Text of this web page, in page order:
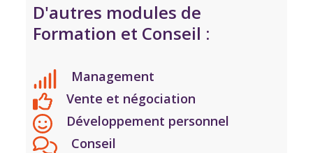
D'autres modules de
Formation et Conseil :
Management
Vente et négociation
Développement personnel
Conseil